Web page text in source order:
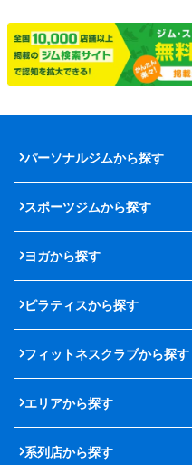
パーソナルジムから探す
スポーツジムから探す
ヨガから探す
ピラティスから探す
フィットネスクラブから探す
エリアから探す
系列店から探す